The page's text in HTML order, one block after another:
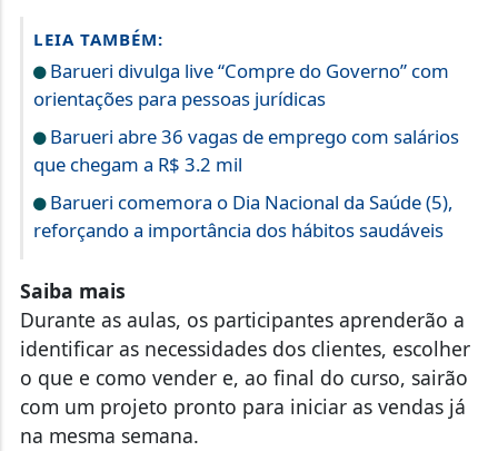
LEIA TAMBÉM:
Barueri divulga live “Compre do Governo” com
orientações para pessoas jurídicas
Barueri abre 36 vagas de emprego com salários
que chegam a R$ 3.2 mil
Barueri comemora o Dia Nacional da Saúde (5),
reforçando a importância dos hábitos saudáveis
Saiba mais
Durante as aulas, os participantes aprenderão a
identificar as necessidades dos clientes, escolher
o que e como vender e, ao final do curso, sairão
com um projeto pronto para iniciar as vendas já
na mesma semana.